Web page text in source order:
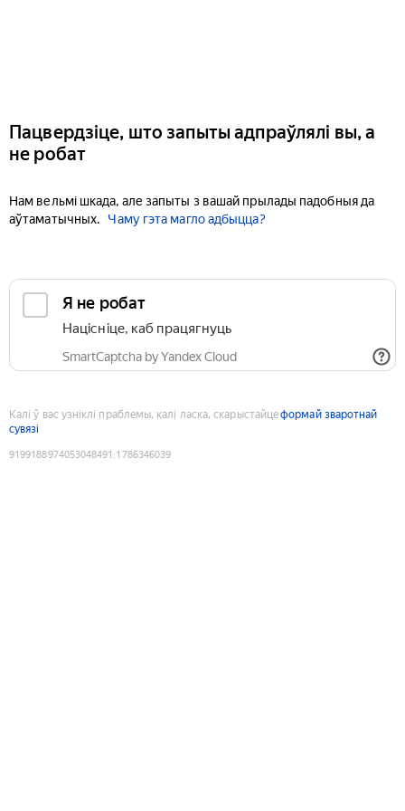
Пацвердзіце, што запыты адпраўлялі вы, а
не робат
Нам вельмі шкада, але запыты з вашай прылады падобныя да
аўтаматычных.
Чаму гэта магло адбыцца?
Я не робат
Націсніце, каб працягнуць
SmartCaptcha by Yandex Cloud
Калі ў вас узніклі праблемы, калі ласка, скарыстайцеформай зваротнай
сувязі
9199188974053048491 :1786346039